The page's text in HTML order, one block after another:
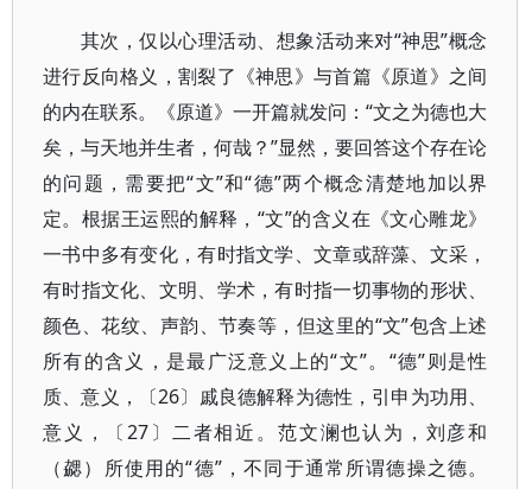
其次，仅以心理活动、想象活动来对“神思”概念
进行反向格义，割裂了《神思》与首篇《原道》之间
的内在联系。《原道》一开篇就发问：“文之为德也大
矣，与天地并生者，何哉？”显然，要回答这个存在论
的问题，需要把“文”和“德”两个概念清楚地加以界
定。根据王运熙的解释，“文”的含义在《文心雕龙》
一书中多有变化，有时指文学、文章或辞藻、文采，
有时指文化、文明、学术，有时指一切事物的形状、
颜色、花纹、声韵、节奏等，但这里的“文”包含上述
所有的含义，是最广泛意义上的“文”。“德”则是性
质、意义，〔26〕戚良德解释为德性，引申为功用、
意义，〔27〕二者相近。范文澜也认为，刘彦和
（勰）所使用的“德”，不同于通常所谓德操之德。